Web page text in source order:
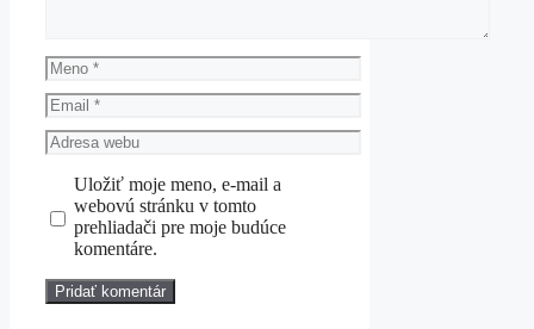
Meno
Email
Adresa
webu
Uložiť moje meno, e-mail a
webovú stránku v tomto
prehliadači pre moje budúce
komentáre.